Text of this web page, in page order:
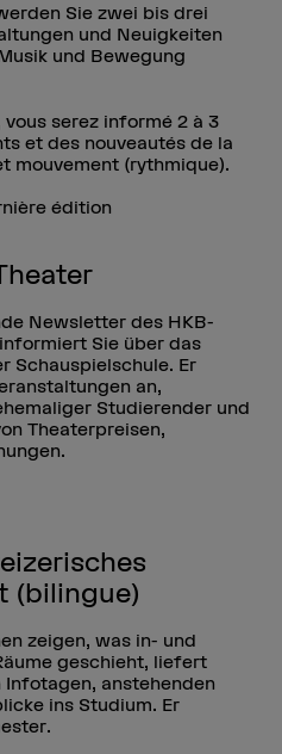
Sie zwei bis drei
und Neuigkeiten
und Bewegung
serez informé 2 à 3
et des nouveautés de la
mouvement (rythmique).
édition
Newsletter des HKB-
Sie über das
Schauspielschule. Er
an,
Studierender und
Theaterpreisen,
(bilingue)
zeigen, was in- und
geschieht, liefert
anstehenden
ins Studium. Er